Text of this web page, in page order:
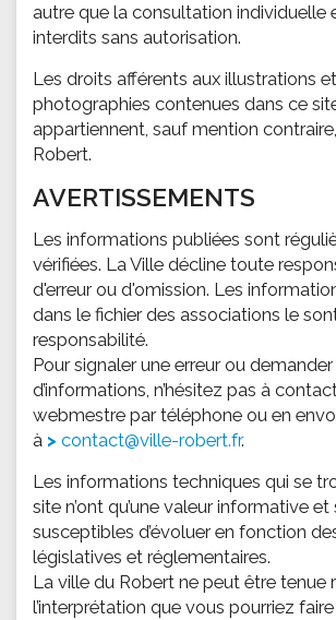
autre que la consultation individuelle
interdits sans autorisation.
Les droits afférents aux illustrations et
photographies contenues dans ce
appartiennent, sauf mention
Robert.
AVERTISSEMENTS
Les informations publiées sont
vérifiées. La Ville décline toute
d'erreur ou d'omission. Les
dans le fichier des associations le
responsabilité.
Pour signaler une erreur ou
d’informations, n’hésitez pas à
webmestre par téléphone ou en
à
contact@ville-robert.fr.
Les informations techniques qui se
site n’ont qu’une valeur informative
susceptibles d’évoluer en fonction
législatives et réglementaires.
La ville du Robert ne peut être tenue
l’interprétation que vous pourriez